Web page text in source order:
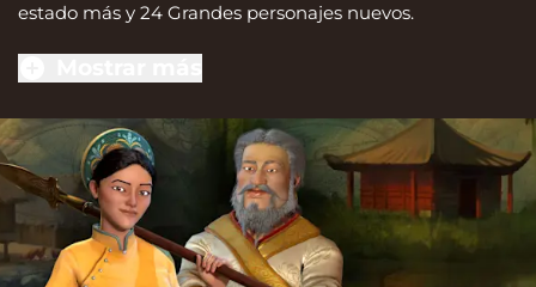
estado más y 24 Grandes personajes nuevos.